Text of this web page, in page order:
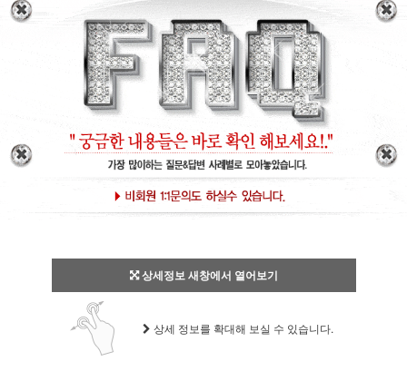
상세정보 새창에서 열어보기
상세 정보를 확대해 보실 수 있습니다.